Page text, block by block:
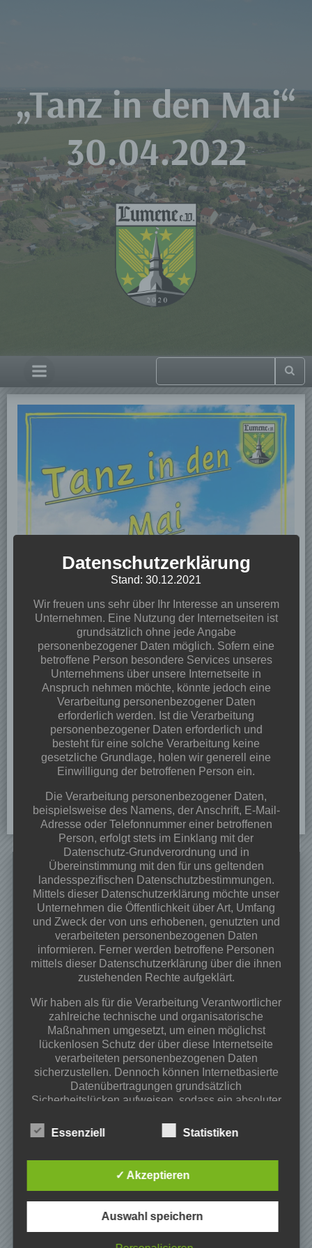
„Tanz in den Mai“
30.04.2022
Neueste Beiträge
Dorffest 2026
Veranstaltungen & Angebote 2026
Frühjahrsputz 28.03.2026 ab 09:00 Uhr
Osterfeuer 02.04.2026 ab 18:00Uhr
Begegnungs-und Spieleabend
Kategorien
Projekte
Veranstaltungen
Vereinsinfos
Archiv
März 2026
Februar 2026
Oktober 2025
Juni 2025
Datenschutzerklärung
Stand: 30.12.2021
Wir freuen uns sehr über Ihr Interesse an unserem
Unternehmen. Eine Nutzung der Internetseiten ist
grundsätzlich ohne jede Angabe
personenbezogener Daten möglich. Sofern eine
betroffene Person besondere Services unseres
Unternehmens über unsere Internetseite in
Anspruch nehmen möchte, könnte jedoch eine
Verarbeitung personenbezogener Daten
erforderlich werden. Ist die Verarbeitung
personenbezogener Daten erforderlich und
besteht für eine solche Verarbeitung keine
gesetzliche Grundlage, holen wir generell eine
Einwilligung der betroffenen Person ein.
Die Verarbeitung personenbezogener Daten,
beispielsweise des Namens, der Anschrift, E-Mail-
Adresse oder Telefonnummer einer betroffenen
Person, erfolgt stets im Einklang mit der
Datenschutz-Grundverordnung und in
Übereinstimmung mit den für uns geltenden
landesspezifischen Datenschutzbestimmungen.
Mittels dieser Datenschutzerklärung möchte unser
Unternehmen die Öffentlichkeit über Art, Umfang
und Zweck der von uns erhobenen, genutzten und
verarbeiteten personenbezogenen Daten
informieren. Ferner werden betroffene Personen
mittels dieser Datenschutzerklärung über die ihnen
zustehenden Rechte aufgeklärt.
Wir haben als für die Verarbeitung Verantwortlicher
zahlreiche technische und organisatorische
Maßnahmen umgesetzt, um einen möglichst
lückenlosen Schutz der über diese Internetseite
verarbeiteten personenbezogenen Daten
sicherzustellen. Dennoch können Internetbasierte
Datenübertragungen grundsätzlich
Sicherheitslücken aufweisen, sodass ein absoluter
diesem Grund steht es jeder betroffenen Person
uns zu übermitteln.
Begriffsbestimmungen
Die Datenschutzerklärung beruht auf den
Essenziell Statistiken
✓ Akzeptieren
Auswahl speichern